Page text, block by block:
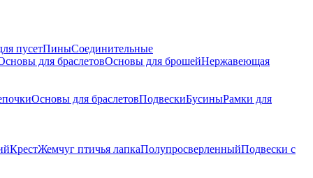
пусетПиныСоединительные
для браслетовОсновы для брошейНержавеющая
Основы для браслетовПодвескиБусиныРамки для
КрестЖемчуг птичья лапкаПолупросверленныйПодвески с